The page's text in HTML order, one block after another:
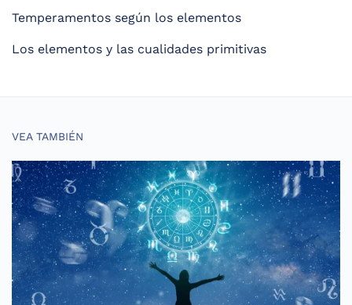
Temperamentos según los elementos
Los elementos y las cualidades primitivas
VEA TAMBIÉN